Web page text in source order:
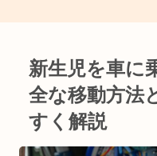
新生児を車に
全な移動方法
すく解説